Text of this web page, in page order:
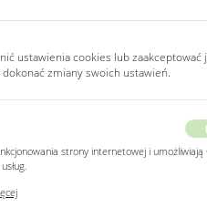
ustawienia cookies lub zaakceptować
zmiany swoich ustawień.
strony internetowej i umożliwiają
czy wypełniania formularzy. Dzięki plikom